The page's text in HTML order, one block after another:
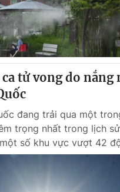
Ghi rõ nguồn VTV.vn khi
này.
ca tử vong do nắng
đang trải qua một
trọng nhất trong lịch
số khu vực vượt 42